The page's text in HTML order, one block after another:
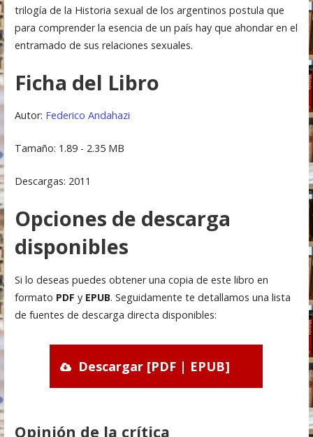
trilogía de la Historia sexual de los argentinos postula que
para comprender la esencia de un país hay que ahondar en el
entramado de sus relaciones sexuales.
Ficha del Libro
Autor: Federico Andahazi
Tamaño: 1.89 - 2.35 MB
Descargas: 2011
Opciones de descarga
disponibles
Si lo deseas puedes obtener una copia de este libro en
formato PDF y EPUB. Seguidamente te detallamos una lista
de fuentes de descarga directa disponibles:
Descargar [PDF | EPUB]
Opinión de la crítica